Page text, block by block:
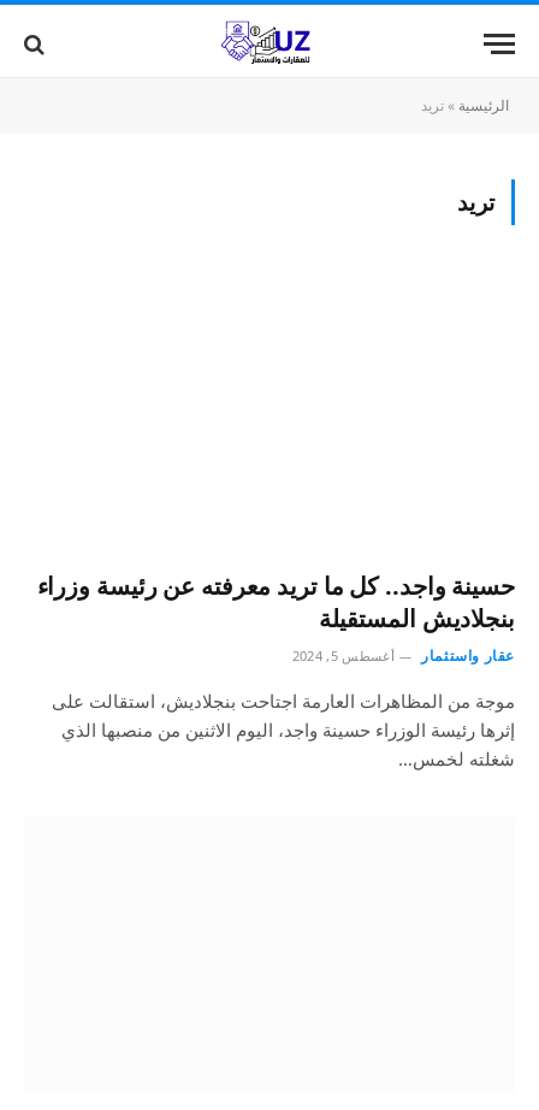
الرئيسية »تريد
تريد
حسينة واجد.. كل ما تريد معرفته عن رئيسة وزراء
بنجلاديش المستقيلة
عقار واستثمار أغسطس 5, 2024
موجة من المظاهرات العارمة اجتاحت بنجلاديش، استقالت على
إثرها رئيسة الوزراء حسينة واجد، اليوم الاثنين من منصبها الذي
شغلته لخمس…